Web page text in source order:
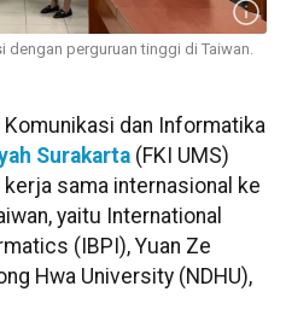
dengan perguruan tinggi di Taiwan.
Komunikasi dan Informatika
Surakarta (FKI UMS)
sama internasional ke
yaitu International
(IBPI), Yuan Ze
Hwa University (NDHU),